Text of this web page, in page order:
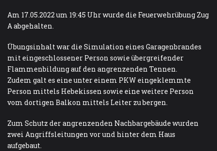
Am 17.05.2022 um 19:45 Uhr wurde die Feuerwehrübung Zug
A abgehalten.
Übungsinhalt war die Simulation eines Garagenbrandes
mit eingeschlossener Person sowie übergreifender
Flammenbildung auf den angrenzenden Tennen.
Zudem galt es eine unter einem PKW eingeklemmte
Person mittels Hebekissen sowie eine weitere Person
vom dortigen Balkon mittels Leiter zu bergen.
Zum Schutz der angrenzenden Nachbargebäude wurden
zwei Angriffsleitungen vor und hinter dem Haus
aufgebaut.